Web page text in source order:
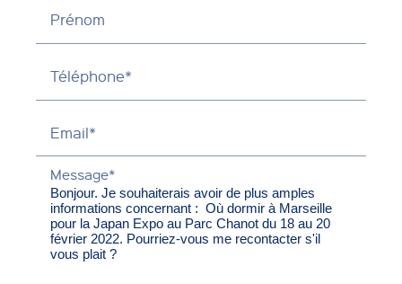
Prénom
Téléphone*
Email*
Message*